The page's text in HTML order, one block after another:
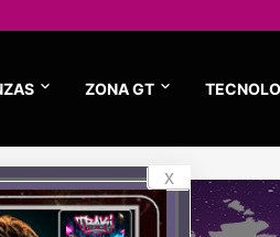
ZONA GT
x